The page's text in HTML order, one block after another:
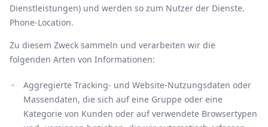
Dienstleistungen) und werden so zum Nutzer der Dienste.
Phone-Location.
Zu diesem Zweck sammeln und verarbeiten wir die
folgenden Arten von Informationen:
Aggregierte Tracking- und Website-Nutzungsdaten oder
Massendaten, die sich auf eine Gruppe oder eine
Kategorie von Kunden oder auf verwendete Browsertypen